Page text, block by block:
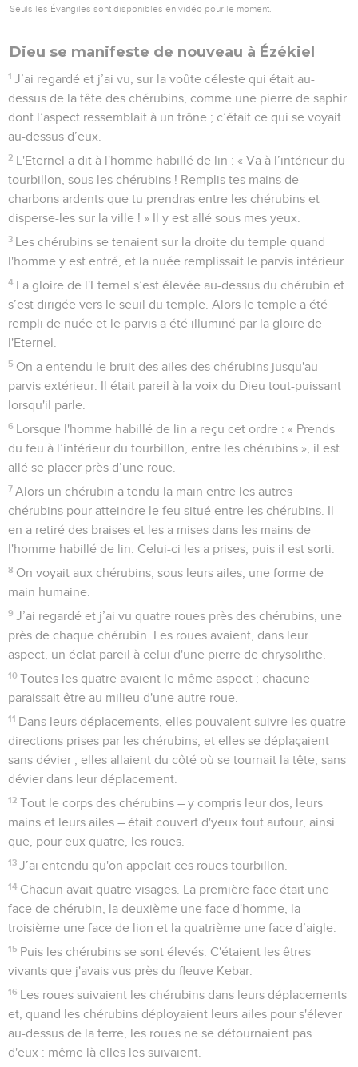
Seuls les Évangiles sont disponibles en vidéo pour le moment.
Dieu se manifeste de nouveau à Ézékiel
1 J’ai regardé et j’ai vu, sur la voûte céleste qui était au-
dessus de la tête des chérubins, comme une pierre de saphir
dont l’aspect ressemblait à un trône ; c’était ce qui se voyait
au-dessus d’eux.
2 L'Eternel a dit à l'homme habillé de lin : « Va à l’intérieur du
tourbillon, sous les chérubins ! Remplis tes mains de
charbons ardents que tu prendras entre les chérubins et
disperse-les sur la ville ! » Il y est allé sous mes yeux.
3 Les chérubins se tenaient sur la droite du temple quand
l'homme y est entré, et la nuée remplissait le parvis intérieur.
4 La gloire de l'Eternel s’est élevée au-dessus du chérubin et
s’est dirigée vers le seuil du temple. Alors le temple a été
rempli de nuée et le parvis a été illuminé par la gloire de
l'Eternel.
5 On a entendu le bruit des ailes des chérubins jusqu'au
parvis extérieur. Il était pareil à la voix du Dieu tout-puissant
lorsqu'il parle.
6 Lorsque l'homme habillé de lin a reçu cet ordre : « Prends
du feu à l’intérieur du tourbillon, entre les chérubins », il est
allé se placer près d’une roue.
7 Alors un chérubin a tendu la main entre les autres
chérubins pour atteindre le feu situé entre les chérubins. Il
en a retiré des braises et les a mises dans les mains de
l'homme habillé de lin. Celui-ci les a prises, puis il est sorti.
8 On voyait aux chérubins, sous leurs ailes, une forme de
main humaine.
9 J’ai regardé et j’ai vu quatre roues près des chérubins, une
près de chaque chérubin. Les roues avaient, dans leur
aspect, un éclat pareil à celui d'une pierre de chrysolithe.
10 Toutes les quatre avaient le même aspect ; chacune
paraissait être au milieu d'une autre roue.
11 Dans leurs déplacements, elles pouvaient suivre les quatre
directions prises par les chérubins, et elles se déplaçaient
sans dévier ; elles allaient du côté où se tournait la tête, sans
dévier dans leur déplacement.
12 Tout le corps des chérubins – y compris leur dos, leurs
mains et leurs ailes – était couvert d'yeux tout autour, ainsi
que, pour eux quatre, les roues.
13 J’ai entendu qu'on appelait ces roues tourbillon.
14 Chacun avait quatre visages. La première face était une
face de chérubin, la deuxième une face d'homme, la
troisième une face de lion et la quatrième une face d’aigle.
15 Puis les chérubins se sont élevés. C'étaient les êtres
vivants que j'avais vus près du fleuve Kebar.
16 Les roues suivaient les chérubins dans leurs déplacements
et, quand les chérubins déployaient leurs ailes pour s'élever
au-dessus de la terre, les roues ne se détournaient pas
d'eux : même là elles les suivaient.